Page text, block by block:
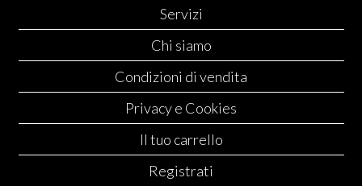
Servizi
Chi siamo
Condizioni di vendita
Privacy e Cookies
Il tuo carrello
Registrati